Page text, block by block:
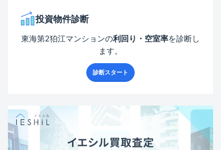
投資物件診断
東海第2狛江マンションの利回り・空室率を診断し
ます。
診断スタート